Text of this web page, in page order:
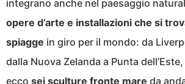
integrano anche nel paesaggio
opere d’arte e installazioni che si
spiagge in giro per il mondo: da
dalla Nuova Zelanda a Punta
ecco sei sculture fronte mare da